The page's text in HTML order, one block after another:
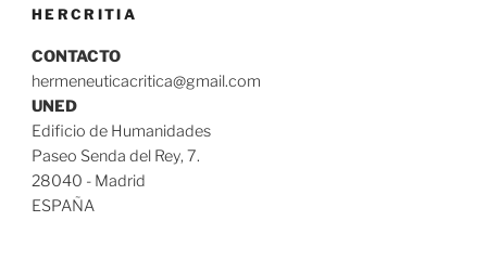
HERCRITIA
CONTACTO
hermeneuticacritica@gmail.com
UNED
Edificio de Humanidades
Paseo Senda del Rey, 7.
28040 - Madrid
ESPAÑA